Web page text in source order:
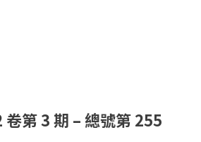
第 3 期 – 總號第 255